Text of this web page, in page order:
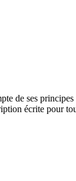
de ses
écrite pour